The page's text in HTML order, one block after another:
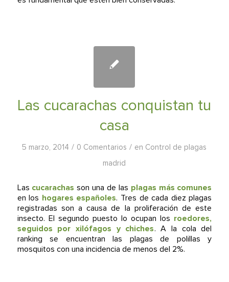
Las cucarachas conquistan tu
casa
5 marzo, 2014 / 0 Comentarios / en Control de plagas
madrid
Las cucarachas son una de las plagas más comunes
en los hogares españoles. Tres de cada diez plagas
registradas son a causa de la proliferación de este
insecto. El segundo puesto lo ocupan los roedores,
seguidos por xilófagos y chiches. A la cola del
ranking se encuentran las plagas de polillas y
mosquitos con una incidencia de menos del 2%.